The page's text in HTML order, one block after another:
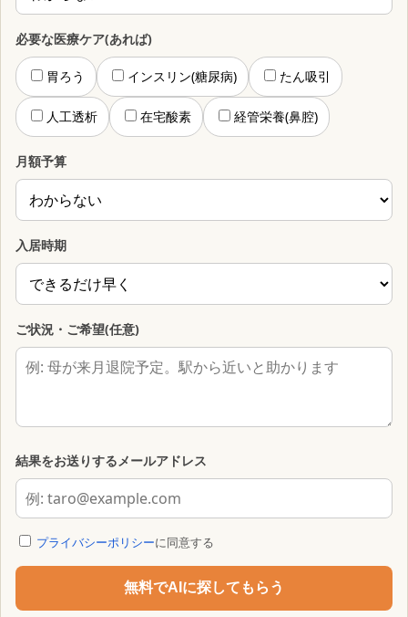
必要な医療ケア(あれば)
胃ろう インスリン(糖尿病) たん吸引
人工透析 在宅酸素 経管栄養(鼻腔)
月額予算
入居時期
ご状況・ご希望(任意)
結果をお送りするメールアドレス
プライバシーポリシーに同意する
無料でAIに探してもらう